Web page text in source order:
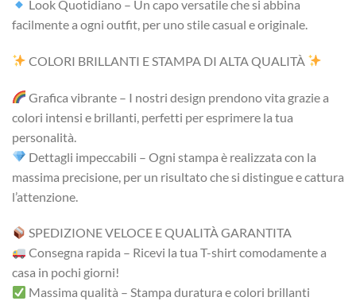
Look Quotidiano – Un capo versatile che si abbina
facilmente a ogni outfit, per uno stile casual e originale.
COLORI BRILLANTI E STAMPA DI ALTA QUALITÀ
Grafica vibrante – I nostri design prendono vita grazie a
colori intensi e brillanti, perfetti per esprimere la tua
personalità.
Dettagli impeccabili – Ogni stampa è realizzata con la
massima precisione, per un risultato che si distingue e cattura
l’attenzione.
SPEDIZIONE VELOCE E QUALITÀ GARANTITA
Consegna rapida – Ricevi la tua T-shirt comodamente a
casa in pochi giorni!
Massima qualità – Stampa duratura e colori brillanti